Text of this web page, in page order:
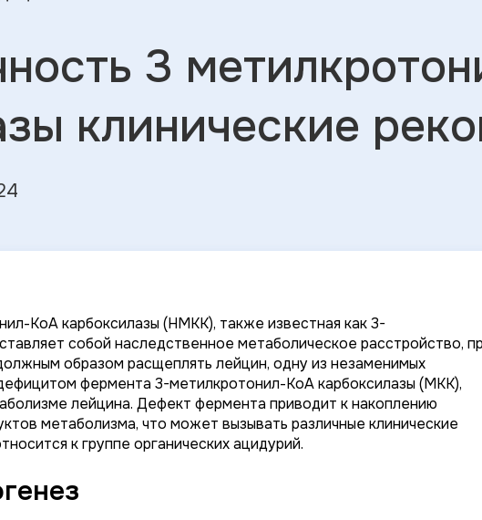
3
клинические
КоА карбоксилазы (НМКК), также известная как 3-
собой наследственное метаболическое расстройство,
образом расщеплять лейцин, одну из незаменимых
фермента 3-метилкротонил-КоА карбоксилазы (МКК),
лейцина. Дефект фермента приводит к накоплению
метаболизма, что может вызывать различные клинические
к группе органических ацидурий.